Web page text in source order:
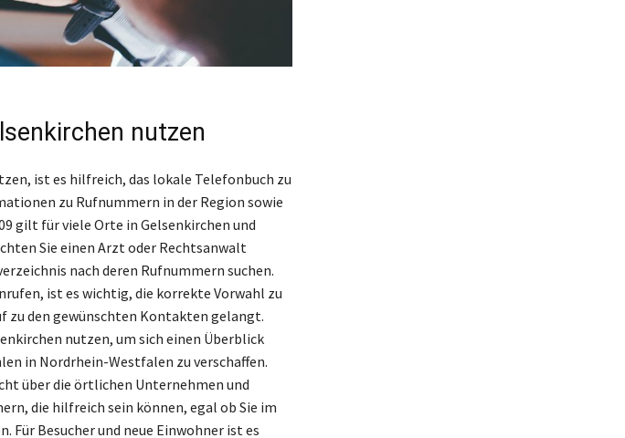
nutzen
ist es hilfreich, das lokale Telefonbuch zu
zu Rufnummern in der Region sowie
gilt für viele Orte in Gelsenkirchen und
Sie einen Arzt oder Rechtsanwalt
nach deren Rufnummern suchen.
ist es wichtig, die korrekte Vorwahl zu
zu den gewünschten Kontakten gelangt.
nutzen, um sich einen Überblick
in Nordrhein-Westfalen zu verschaffen.
über die örtlichen Unternehmen und
die hilfreich sein können, egal ob Sie im
Für Besucher und neue Einwohner ist es